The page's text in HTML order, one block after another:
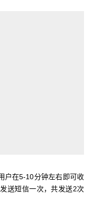
户在5-10分钟左右即可收
送短信一次，共发送2次